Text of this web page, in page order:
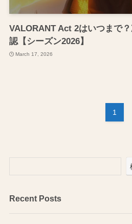
VALORANT Act 2はいつまで
認【シーズン2026】
March 17, 2026
1
Recent Posts